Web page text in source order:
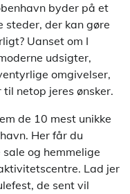
byder på et
der kan gøre
Uanset om I
udsigter,
omgivelser,
netop jeres ønsker.
de 10 mest unikke
Her får du
og hemmelige
Lad jer
de sent vil